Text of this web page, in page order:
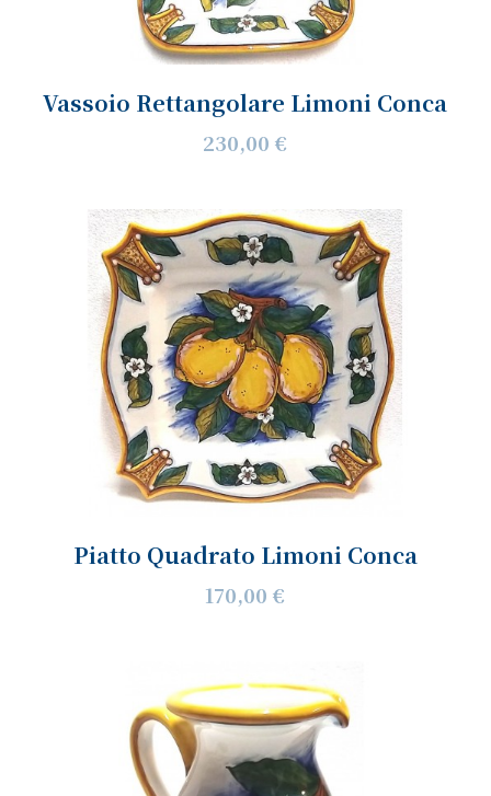
Vassoio Rettangolare Limoni Conca
230,00 €
Piatto Quadrato Limoni Conca
170,00 €